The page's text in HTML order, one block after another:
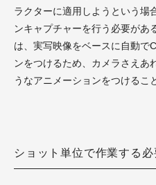
ラクターに適用しようという場
ンキャプチャーを行う必要があ
は、実写映像をベースに自動で
ンをつけるため、カメラさえあ
うなアニメーションをつけるこ
ショット単位で作業する必